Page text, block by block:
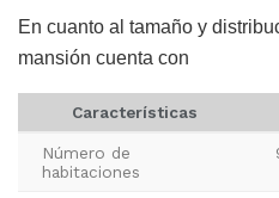
En cuanto al tamaño y
mansión cuenta con
Características
Número de
habitaciones